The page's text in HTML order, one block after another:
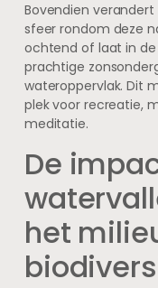
Bovendien
sfeer rondom deze
ochtend of laat in
prachtige
wateroppervlak. Dit
plek voor recreatie,
meditatie.
De
het